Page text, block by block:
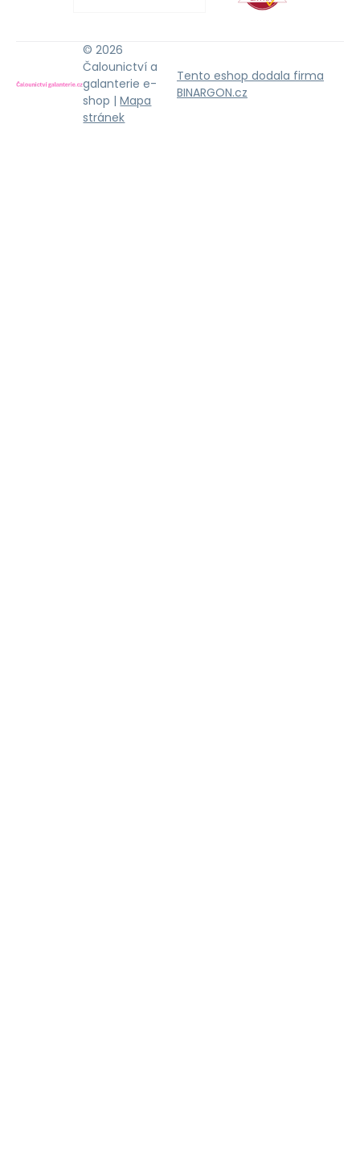
© 2026
Čalounictví a
galanterie e-
shop |Mapa
stránek
Tento eshop dodala firma
BINARGON.cz